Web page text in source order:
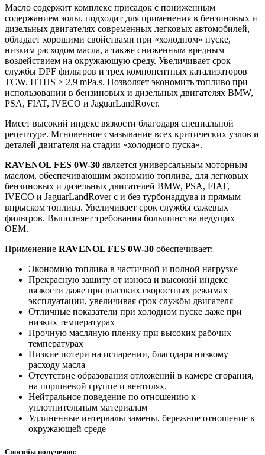
Масло содержит комплекс присадок с пониженным
содержанием золы, подходит для применения в бензиновых и
дизельных двигателях современных легковых автомобилей,
обладает хорошими свойствами при «холодном» пуске,
низким расходом масла, а также сниженным вредным
воздействием на окружающую среду. Увеличивает срок
службы DPF фильтров и трех компонентных катализаторов
TCW. HTHS > 2,9 mPa.s. Позволяет экономить топливо при
использовании в бензиновых и дизельных двигателях BMW,
PSA, FIAT, IVECO и JaguarLandRover.
Имеет высокий индекс вязкости благодаря специальной
рецептуре. Мгновенное смазывание всех критических узлов и
деталей двигателя на стадии «холодного пуска».
RAVENOL FES 0W-30 является универсальным моторным
маслом, обеспечивающим экономию топлива, для легковых
бензиновых и дизельных двигателей BMW, PSA, FIAT,
IVECO и JaguarLandRover с и без турбонаддува и прямым
впрыском топлива. Увеличивает срок службы сажевых
фильтров. Выполняет требования большинства ведущих
ОЕМ.
Применение RAVENOL FES 0W-30 обеспечивает:
Экономию топлива в частичной и полной нагрузке
Прекрасную защиту от износа и высокий индекс
вязкости даже при высоких скоростных режимах
эксплуатации, увеличивая срок службы двигателя
Отличные показатели при холодном пуске даже при
низких температурах
Прочную масляную пленку при высоких рабочих
температурах
Низкие потери на испарении, благодаря низкому
расходу масла
Отсутствие образования отложений в камере сгорания,
на поршневой группе и вентилях.
Нейтральное поведение по отношению к
уплотнительным материалам
Удлиненные интервалы замены, бережное отношение к
окружающей среде
Способы получения: